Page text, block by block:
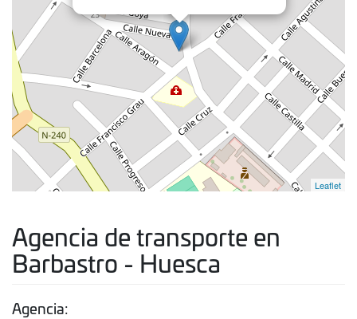
Leaflet
Agencia de transporte en
Barbastro - Huesca
Agencia: